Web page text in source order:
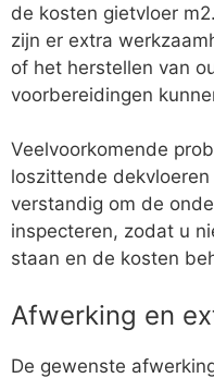
de kosten gietvloer
zijn er extra
of het herstellen van
voorbereidingen
Veelvoorkomende
loszittende
verstandig om de
inspecteren, zodat u
staan en de kosten
Afwerking en
De gewenste